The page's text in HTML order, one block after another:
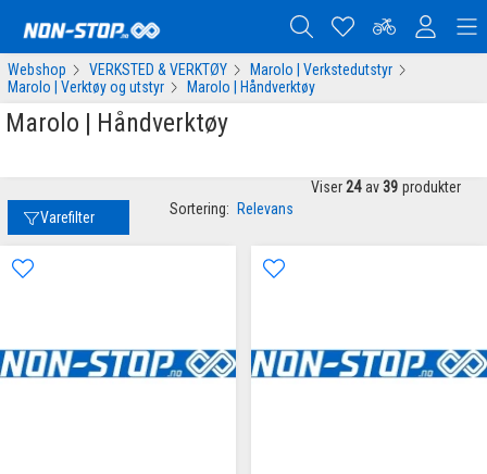
Webshop VERKSTED & VERKTØY
Marolo | Verkstedutstyr
Marolo | Verktøy og utstyr
Marolo | Håndverktøy
Marolo | Håndverktøy
Varefilter Sortering: Relevans
Viser 24 av 39 produkter